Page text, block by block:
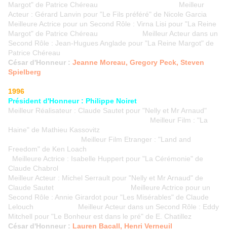
Margot" de Patrice Chéreau Meilleur
Acteur : Gérard Lanvin pour "Le Fils préféré" de Nicole Garcia
Meilleure Actrice pour un Second Rôle : Virna Lisi pour "La Reine
Margot" de Patrice Chéreau Meilleur Acteur dans un
Second Rôle : Jean-Hugues Anglade pour "La Reine Margot" de
Patrice Chéreau
César d'Honneur : Jeanne Moreau, Gregory Peck, Steven
Spielberg
1996
Président d'Honneur : Philippe Noiret
Meilleur Réalisateur : Claude Sautet pour "Nelly et Mr Arnaud"
Meilleur Film : "La
Haine" de Mathieu Kassovitz
Meilleur Film Etranger : "Land and
Freedom" de Ken Loach
Meilleure Actrice : Isabelle Huppert pour "La Cérémonie" de
Claude Chabrol
Meilleur Acteur : Michel Serrault pour "Nelly et Mr Arnaud" de
Claude Sautet Meilleure Actrice pour un
Second Rôle : Annie Girardot pour "Les Misérables" de Claude
Lelouch Meilleur Acteur dans un Second Rôle : Eddy
Mitchell pour "Le Bonheur est dans le pré" de E. Chatillez
César d'Honneur : Lauren Bacall, Henri Verneuil